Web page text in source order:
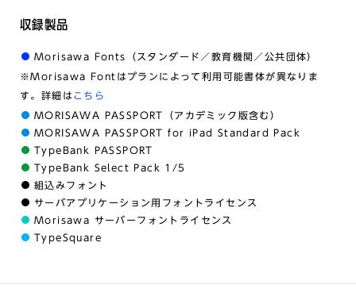
収録製品
Morisawa Fonts（スタンダード／教育機関／公共団体）
※Morisawa Fontはプランによって利用可能書体が異なりま
す。詳細は こちら
MORISAWA PASSPORT（アカデミック版含む）
MORISAWA PASSPORT for iPad Standard Pack
TypeBank PASSPORT
TypeBank Select Pack 1/5
組込みフォント
サーバアプリケーション用フォントライセンス
Morisawa サーバーフォントライセンス
TypeSquare